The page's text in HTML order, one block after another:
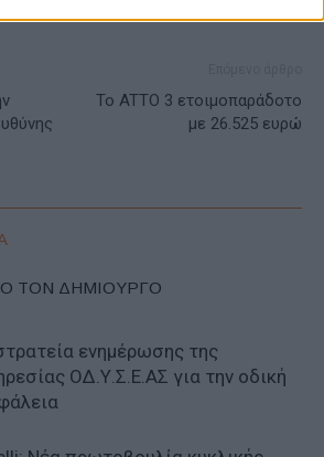
Το ATTO 3 ετοιμοπαράδοτο
με 26.525 ευρώ
ΤΟΝ ΔΗΜΙΟΥΡΓΟ
ενημέρωσης της
ΟΔ.Υ.Σ.Ε.ΑΣ για την οδική